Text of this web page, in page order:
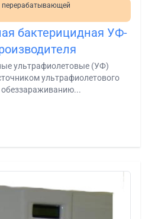
перерабатывающей
бактерицидная УФ-
ультрафиолетовые (УФ)
ультрафиолетового
обеззараживанию...